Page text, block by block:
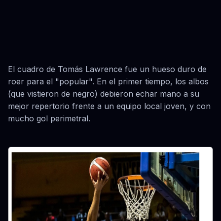
El cuadro de Tomás Lawrence fue un hueso duro de
roer para el "popular". En el primer tiempo, los albos
(que vistieron de negro) debieron echar mano a su
mejor repertorio frente a un equipo local joven, y con
mucho gol perimetral.